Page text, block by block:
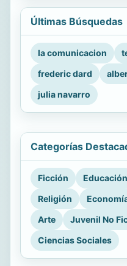
Últimas Búsquedas
la comunicacion
frederic dard
julia navarro
Categorías
Ficción Educación
Religión
Arte
Juvenil No
Ciencias Sociales